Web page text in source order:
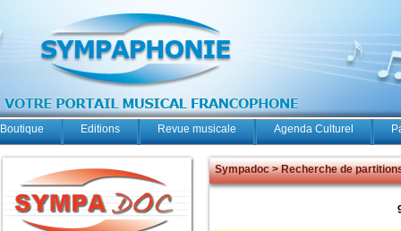
Boutique Editions Revue musicale Agenda Culturel
Sympadoc > Recherche de